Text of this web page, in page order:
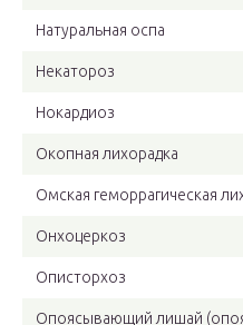
Натуральная оспа
Некатороз
Нокардиоз
Окопная лихорадка
Омская геморрагическая
Онхоцеркоз
Описторхоз
Опоясывающий лишай